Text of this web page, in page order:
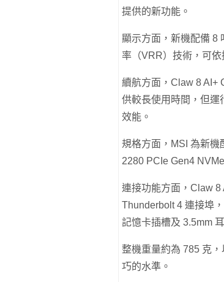
提供的新功能。
顯示方面，新機配備 8
率（VRR）技術，可依
續航方面，Claw 8 AI+
供較長使用時間，但運
效能。
規格方面，MSI 為新機
2280 PCIe Gen4
連接功能方面，Claw 8
Thunderbolt 4 連接埠
記憶卡插槽及 3.5mm
整機重量約為 785 克
巧的水準。